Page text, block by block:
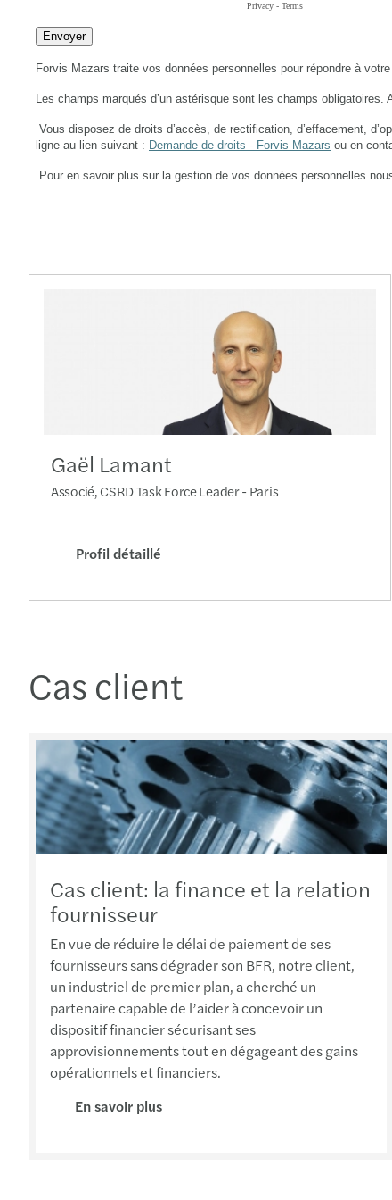
Gaël Lamant
Associé, CSRD Task Force Leader - Paris
Profil détaillé
Cas client
Cas client: la finance et la relation
fournisseur
En vue de réduire le délai de paiement de ses
fournisseurs sans dégrader son BFR, notre client,
un industriel de premier plan, a cherché un
partenaire capable de l’aider à concevoir un
dispositif financier sécurisant ses
approvisionnements tout en dégageant des gains
opérationnels et financiers.
En savoir plus